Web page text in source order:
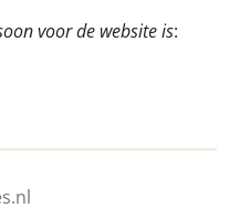
voor de website is: